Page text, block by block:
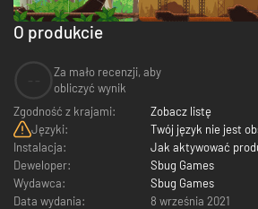
O produkcie
Za mało recenzji, aby
obliczyć wynik
Zgodność z krajami:
Zobacz listę
Języki:
Twój język nie jest
Instalacja:
Jak aktywować
Deweloper:
Sbug Games
Wydawca:
Sbug Games
Data wydania:
8 września 2021